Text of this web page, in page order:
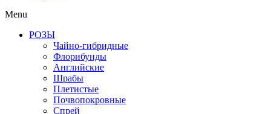
Menu
РОЗЫ
Чайно-гибридные
Флорибунды
Английские
Шрабы
Плетистые
Почвопокровные
Спрей